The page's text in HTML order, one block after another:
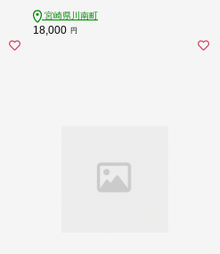
宮崎県川南町
18,000 円